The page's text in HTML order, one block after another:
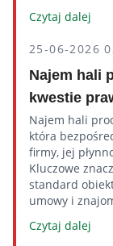
Czytaj dalej
25-06-2026
Najem hali
kwestie
Najem hali
która
firmy, jej
Kluczowe
standard
umowy i
Czytaj dalej